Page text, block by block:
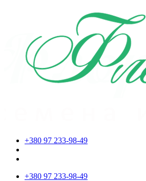
+380 97 233-98-49
+380 97 233-98-49